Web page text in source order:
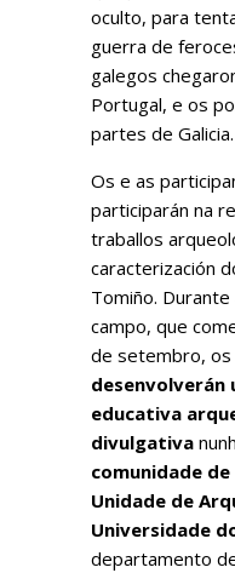
oculto, para
guerra de
galegos
Portugal, e os
partes de Galicia.
Os e as
participarán na
traballos
caracterización
Tomiño.
campo, que
de setembro, os
desenvolverán
educativa
divulgativa
comunidade
Unidade de
Universidade
departamento